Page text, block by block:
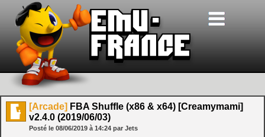
[Arcade] FBA Shuffle (x86 & x64) [Creamymami]
v2.4.0 (2019/06/03)
Posté le 08/06/2019 à 14:24 par Jets